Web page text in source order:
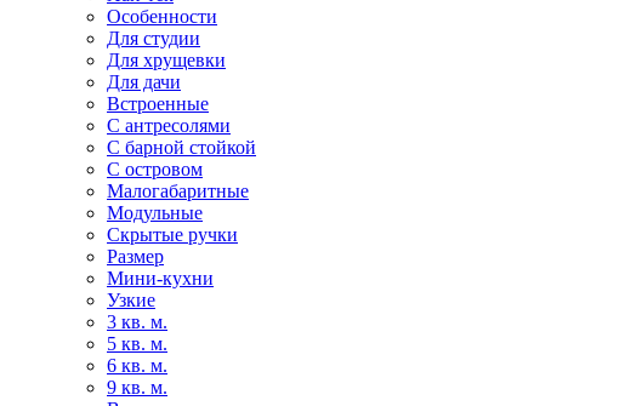
Особенности
Для студии
Для хрущевки
Для дачи
Встроенные
С антресолями
С барной стойкой
С островом
Малогабаритные
Модульные
Скрытые ручки
Размер
Мини-кухни
Узкие
3 кв. м.
5 кв. м.
6 кв. м.
9 кв. м.